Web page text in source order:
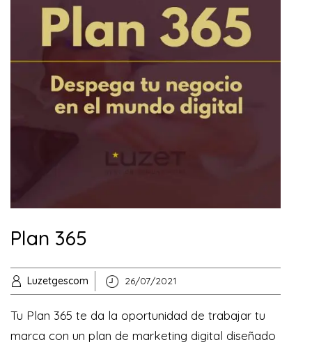
Plan 365
Luzetgescom 26/07/2021
Tu Plan 365 te da la oportunidad de trabajar tu
marca con un plan de marketing digital diseñado